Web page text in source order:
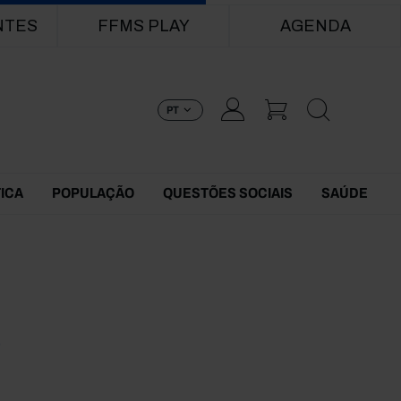
FFMS PLAY AGENDA
PT
POPULAÇÃO QUESTÕES SOCIAIS SAÚDE